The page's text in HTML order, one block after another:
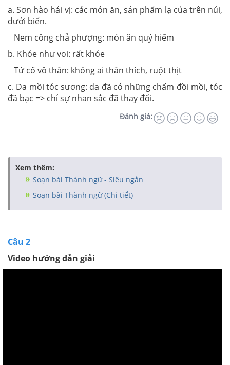
a. Sơn hào hải vị: các món ăn, sản phẩm lạ của trên núi,
dưới biển.
Nem công chả phượng: món ăn quý hiếm
b. Khỏe như voi: rất khỏe
Tứ cố vô thân: không ai thân thích, ruột thịt
c. Da mồi tóc sương: da đã có những chấm đồi mồi, tóc
đã bạc => chỉ sự nhan sắc đã thay đổi.
Đánh giá:
Xem thêm:
Soạn bài Thành ngữ - Siêu ngắn
Soạn bài Thành ngữ (Chi tiết)
Câu 2
Video hướng dẫn giải